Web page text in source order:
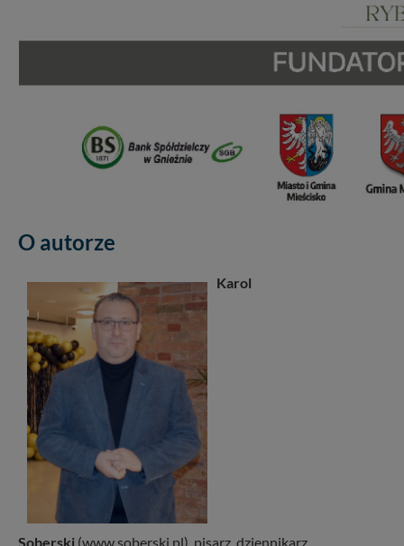
O autorze
Karol
Soberski (www.soberski.pl), pisarz, dziennikarz,